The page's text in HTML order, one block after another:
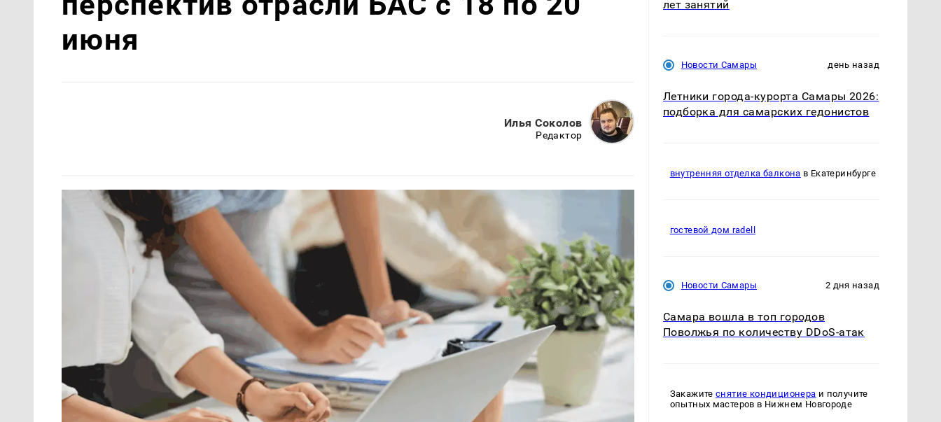
июня
Илья Соколов
Редактор
лет занятий
Новости Самары день назад
Летники города-курорта Самары 2026:
подборка для самарских гедонистов
внутренняя отделка балкона в Екатеринбурге
гостевой дом radell
Новости Самары 2 дня назад
Самара вошла в топ городов
Поволжья по количеству DDoS-атак
Закажитеснятие кондиционера и получите
опытных мастеров в Нижнем Новгороде